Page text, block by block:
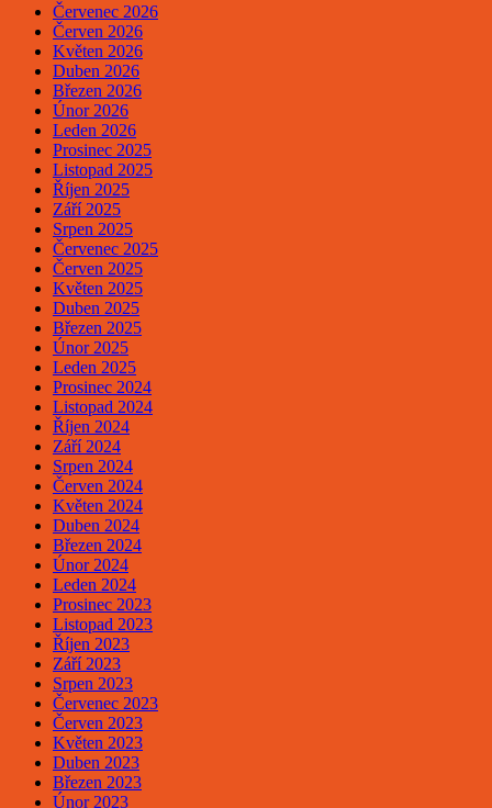
Červenec 2026
Červen 2026
Květen 2026
Duben 2026
Březen 2026
Únor 2026
Leden 2026
Prosinec 2025
Listopad 2025
Říjen 2025
Září 2025
Srpen 2025
Červenec 2025
Červen 2025
Květen 2025
Duben 2025
Březen 2025
Únor 2025
Leden 2025
Prosinec 2024
Listopad 2024
Říjen 2024
Září 2024
Srpen 2024
Červen 2024
Květen 2024
Duben 2024
Březen 2024
Únor 2024
Leden 2024
Prosinec 2023
Listopad 2023
Říjen 2023
Září 2023
Srpen 2023
Červenec 2023
Červen 2023
Květen 2023
Duben 2023
Březen 2023
Únor 2023